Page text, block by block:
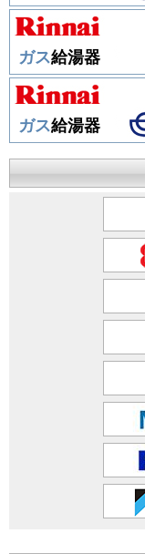
ガス給湯器
ガス給湯器